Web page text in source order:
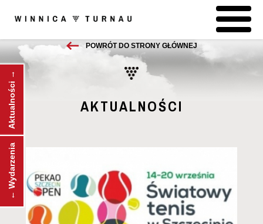
POWRÓT DO STRONY GŁÓWNEJ
Aktualności →
← Wydarzenia
AKTUALNOŚCI